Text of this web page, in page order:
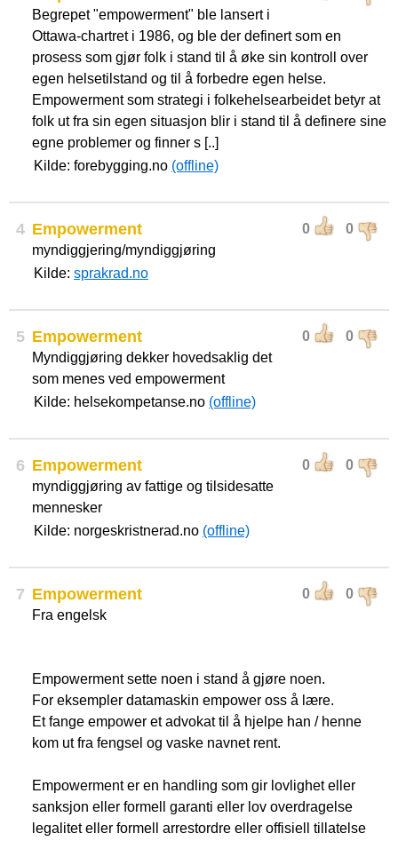
Begrepet "empowerment" ble lansert i
Ottawa-chartret i 1986, og ble der definert som en
prosess som gjør folk i stand til å øke sin kontroll over
egen helsetilstand og til å forbedre egen helse.
Empowerment som strategi i folkehelsearbeidet betyr at
folk ut fra sin egen situasjon blir i stand til å definere sine
egne problemer og finner s [..]
Kilde: forebygging.no (offline)
4 0 0
Empowerment
myndiggjering/myndiggjøring
Kilde: sprakrad.no
5 0 0
Empowerment
Myndiggjøring dekker hovedsaklig det
som menes ved empowerment
Kilde: helsekompetanse.no (offline)
6 0 0
Empowerment
myndiggjøring av fattige og tilsidesatte
mennesker
Kilde: norgeskristnerad.no (offline)
7 0 0
Empowerment
Fra engelsk
Empowerment sette noen i stand å gjøre noen.
For eksempler datamaskin empower oss å lære.
Et fange empower et advokat til å hjelpe han / henne
kom ut fra fengsel og vaske navnet rent.
Empowerment er en handling som gir lovlighet eller
sanksjon eller formell garanti eller lov overdragelse
legalitet eller formell arrestordre eller offisiell tillatelse